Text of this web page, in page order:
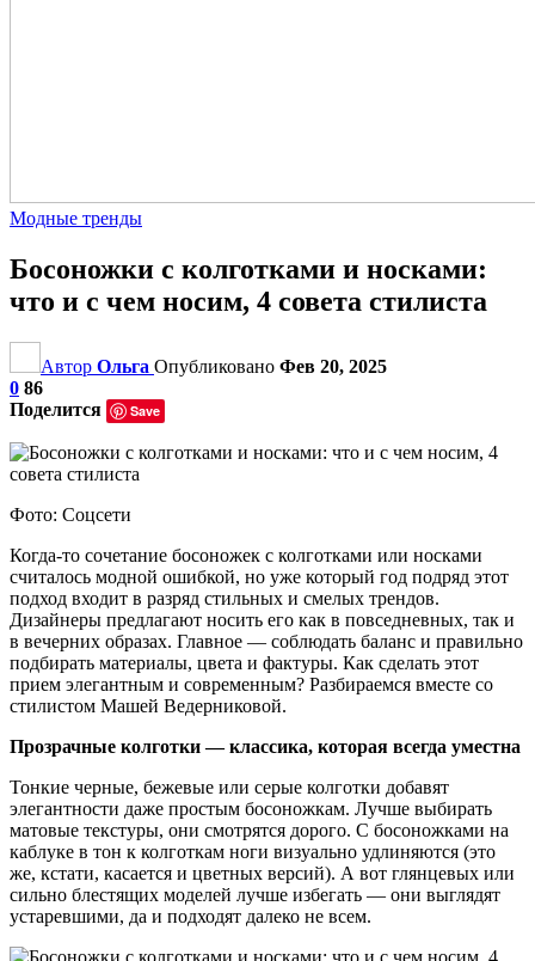
Модные тренды
Босоножки с колготками и носками:
что и с чем носим, 4 совета стилиста
Автор Ольга Опубликовано Фев 20, 2025
0 86
Поделится
Save
Фото: Соцсети
Когда-то сочетание босоножек с колготками или носками
считалось модной ошибкой, но уже который год подряд этот
подход входит в разряд стильных и смелых трендов.
Дизайнеры предлагают носить его как в повседневных, так и
в вечерних образах. Главное — соблюдать баланс и правильно
подбирать материалы, цвета и фактуры. Как сделать этот
прием элегантным и современным? Разбираемся вместе со
стилистом Машей Ведерниковой.
Прозрачные колготки — классика, которая всегда уместна
Тонкие черные, бежевые или серые колготки добавят
элегантности даже простым босоножкам. Лучше выбирать
матовые текстуры, они смотрятся дорого. С босоножками на
каблуке в тон к колготкам ноги визуально удлиняются (это
же, кстати, касается и цветных версий). А вот глянцевых или
сильно блестящих моделей лучше избегать — они выглядят
устаревшими, да и подходят далеко не всем.